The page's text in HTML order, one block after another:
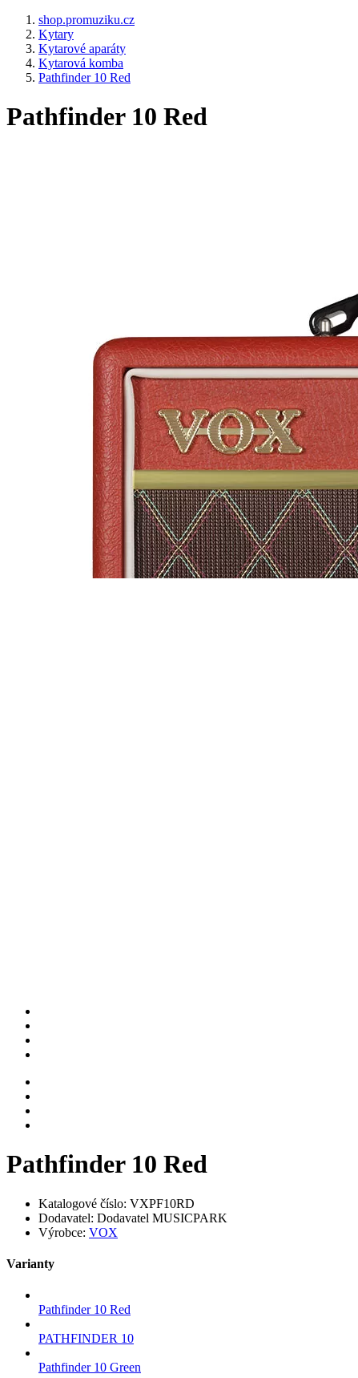
shop.promuziku.cz
Kytary
Kytarové aparáty
Kytarová komba
Pathfinder 10 Red
Pathfinder 10 Red
Pathfinder 10 Red
Katalogové číslo: VXPF10RD
Dodavatel: Dodavatel MUSICPARK
Výrobce: VOX
Varianty
Pathfinder 10 Red
PATHFINDER 10
Pathfinder 10 Green